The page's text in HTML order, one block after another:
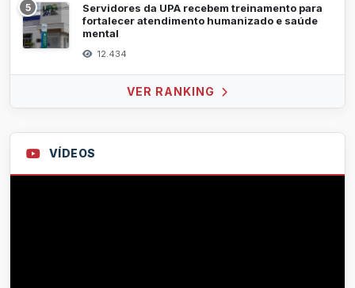
5
Servidores da UPA recebem treinamento para
fortalecer atendimento humanizado e saúde
mental
12.434
VER RANKING
VÍDEOS